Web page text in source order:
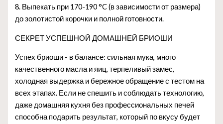
8. Выпекать при 170-190 °C (в зависимости от размера)
до золотистой корочки и полной готовности.
СЕКРЕТ УСПЕШНОЙ ДОМАШНЕЙ БРИОШИ
Успех бриоши - в балансе: сильная мука, много
качественного масла и яиц, терпеливый замес,
холодная выдержка и бережное обращение с тестом на
всех этапах. Если не спешить и соблюдать технологию,
даже домашняя кухня без профессиональных печей
способна подарить результат, который по вкусу будет